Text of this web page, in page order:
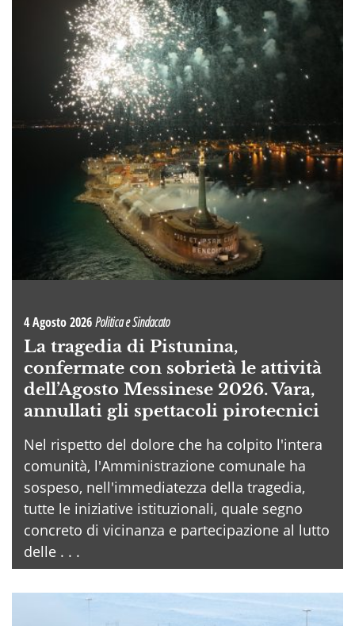
4 Agosto 2026Politica e Sindacato
La tragedia di Pistunina,
confermate con sobrietà le attività
dell’Agosto Messinese 2026. Vara,
annullati gli spettacoli pirotecnici
Nel rispetto del dolore che ha colpito l'intera
comunità, l'Amministrazione comunale ha
sospeso, nell'immediatezza della tragedia,
tutte le iniziative istituzionali, quale segno
concreto di vicinanza e partecipazione al lutto
delle . . .